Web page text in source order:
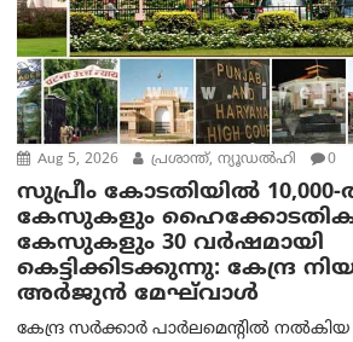
Aug 5, 2026 പ്രശാന്ത്, ന്യൂഡല്‍ഹി 0
സുപ്രീം കോടതിയിൽ 10,000-
കേസുകളും
കേസുകളും 30 വർഷമായി
കെട്ടിക്കിടക്കുന്നു: കേന്ദ്ര
അര്‍ജുന്‍ മേഘ്‌വാള്‍
കേന്ദ്ര സർക്കാർ പാർലമെന്റിൽ